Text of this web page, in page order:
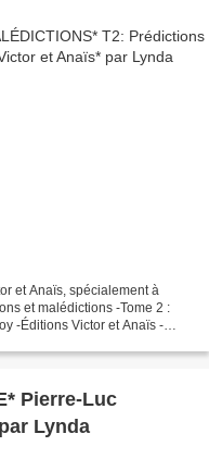
et Anaïs, spécialement à
et malédictions -Tome 2 :
-Éditions Victor et Anaïs -
Pierre-Luc
Lynda